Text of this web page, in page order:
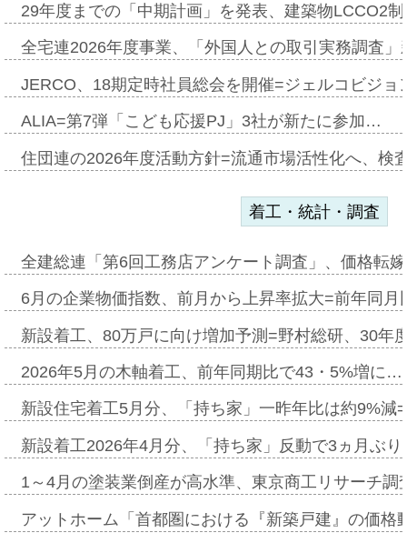
29年度までの「中期計画」を発表、建築物LCCO2
全宅連2026年度事業、「外国人との取引実務調査
JERCO、18期定時社員総会を開催=ジェルコビジ
ALIA=第7弾「こども応援PJ」3社が新たに参加…
住団連の2026年度活動方針=流通市場活性化へ、検
着工・統計・調査
全建総連「第6回工務店アンケート調査」、価格転
6月の企業物価指数、前月から上昇率拡大=前年同
新設着工、80万戸に向け増加予測=野村総研、30年
2026年5月の木軸着工、前年同期比で43・5%増に…
新設住宅着工5月分、「持ち家」一昨年比は約9%
新設着工2026年4月分、「持ち家」反動で3ヵ月ぶ
1～4月の塗装業倒産が高水準、東京商工リサーチ
アットホーム「首都圏における『新築戸建』の価